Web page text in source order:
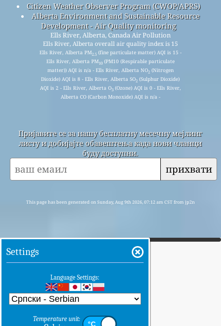
Citizen Weather Observer Program (CWOP/APRS)
Alberta Environment and Sustainable Resource
Development - Air Quality monitoring
Ells River, Alberta, Canada Air Pollution
Ells River, Alberta overall air quality index is 15
Ells River, Alberta PM2.5(fine particulate matter) AQI is 15 -
Ells River, Alberta PM10(PM10 (Respirable particulate
matter)) AQI is n/a - Ells River, Alberta NO2(Nitrogen
Dioxide) AQI is 8 - Ells River, Alberta SO2 (Sulphur Dioxide)
AQI is 2 - Ells River, Alberta O3(Ozone) AQI is 0 - Ells River,
Alberta CO (Carbon Monoxide) AQI is n/a -
Пријавите се за нашу бесплатну месечну мејлинг
листу и добијајте обавештења када нови чланци
буду доступни.
прихвати
This page has been generated on Sunday, Aug 9th 2026, 07:12 am CST from jp2n
Settings
Language Settings:
Temperature unit: